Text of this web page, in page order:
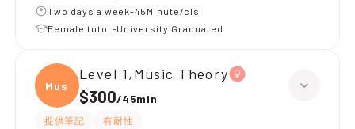
Two days a week-45Minute/cls
Female tutor-University Graduated
Music
Level 1,Music Theory
$300/45min
提供筆記
有耐性